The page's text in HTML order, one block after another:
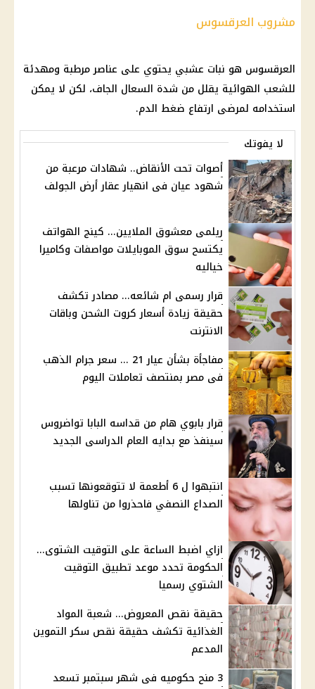
مشروب العرقسوس
العرقسوس هو نبات عشبي يحتوي على عناصر مرطبة ومهدئة
للشعب الهوائية يقلل من شدة السعال الجاف، لكن لا يمكن
استخدامه لمرضى ارتفاع ضغط الدم.
لا يفوتك
أصوات تحت الأنقاض.. شهادات مرعبة من
شهود عيان فى انهيار عقار أرض الجولف
ريلمى معشوق الملايين... كينج الهواتف
يكتسح سوق الموبايلات مواصفات وكاميرا
خياليه
قرار رسمى ام شائعه... مصادر تكشف
حقيقة زيادة أسعار كروت الشحن وباقات
الانترنت
مفاجأة بشأن عيار 21 ... سعر جرام الذهب
فى مصر بمنتصف تعاملات اليوم
قرار بابوي هام من قداسه البابا تواضروس
سينفذ مع بدايه العام الدراسى الجديد
انتبهوا ل 6 أطعمة لا تتوقعونها تسبب
الصداع النصفي فاحذروا من تناولها
ازاي اضبط الساعة على التوقيت الشتوى...
الحكومة تحدد موعد تطبيق التوقيت
الشتوي رسميا
حقيقة نقص المعروض... شعبة المواد
الغذائية تكشف حقيقة نقص سكر التموين
المدعم
3 منح حكوميه فى شهر سبتمبر تسعد